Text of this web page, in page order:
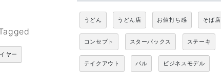
ヤー
うどん うどん店 お値打ち感 そば店
コンセプト スターバックス ステーキ
テイクアウト バル ビジネスモデル